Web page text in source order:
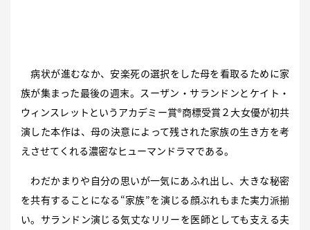
病状が進むなか、安楽死の選択をした母を看取るために家
族が集まった最後の週末。スーザン・サランドンとケイト・
ウィンスレットというアカデミー賞®商標受賞２大女優が初共
演した本作は、母の決意によって残された家族の生き方を考
えさせてくれる濃密なヒューマンドラマである。
わだかまりや自分の思いが一気にあふれ出し、大きな秘密
を共有することになる“家族”を演じる顔ぶれもまた実力派揃
い。サランドン演じる気丈なリリーを医師としても支える夫